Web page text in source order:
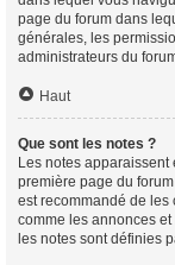
page du forum dans
générales, les
administrateurs du
Haut
Que sont les notes ?
Les notes
première page du
est recommandé de les
comme les annonces
les notes sont définies